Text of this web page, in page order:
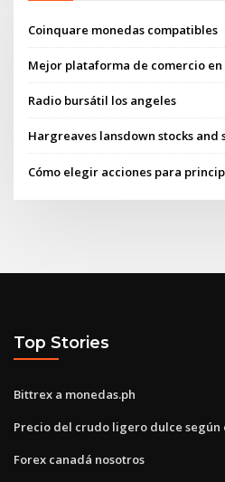
Coinquare monedas compatibles
Mejor plataforma de comercio en
Radio bursátil los angeles
Hargreaves lansdown stocks and
Cómo elegir acciones para
Top Stories
Bittrex a monedas.ph
Precio del crudo ligero dulce según
Forex canadá nosotros